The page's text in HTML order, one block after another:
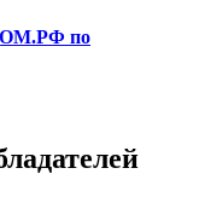
по